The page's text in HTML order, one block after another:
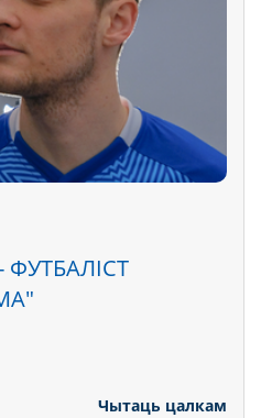
Чытаць цалкам